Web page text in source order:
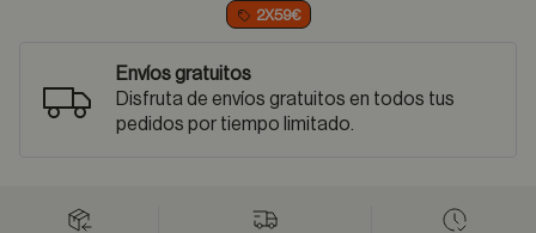
2X59€
Envíos gratuitos
Disfruta de envíos gratuitos en todos tus
pedidos por tiempo limitado.